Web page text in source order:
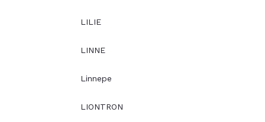
LILIE
LINNE
Linnepe
LIONTRON